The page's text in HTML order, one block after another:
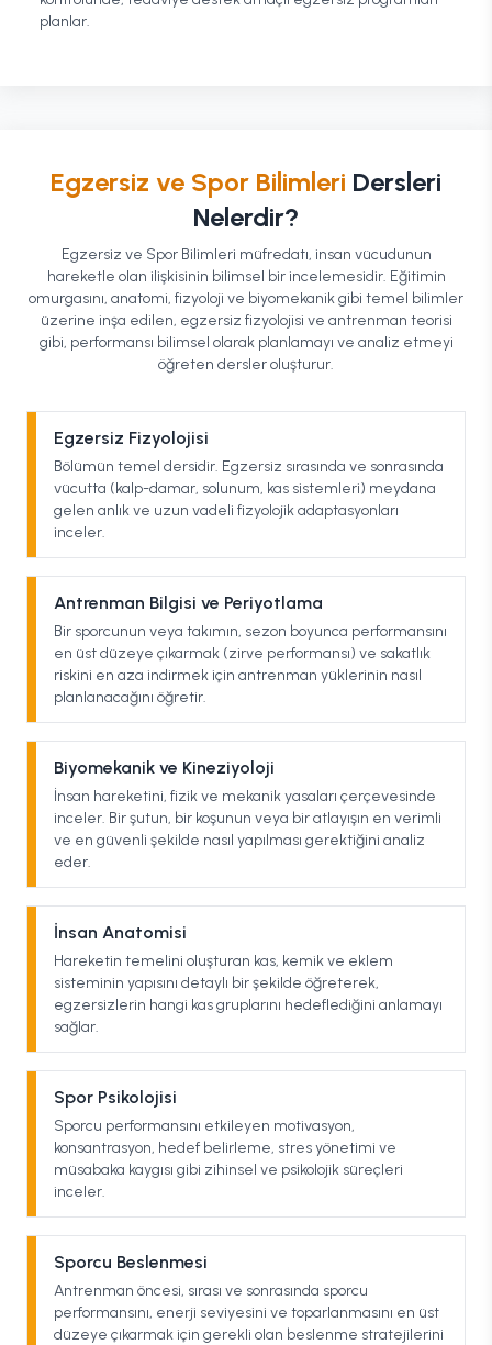
planlar.
Egzersiz ve Spor Bilimleri Dersleri
Nelerdir?
Egzersiz ve Spor Bilimleri müfredatı, insan vücudunun
hareketle olan ilişkisinin bilimsel bir incelemesidir. Eğitimin
omurgasını, anatomi, fizyoloji ve biyomekanik gibi temel bilimler
üzerine inşa edilen, egzersiz fizyolojisi ve antrenman teorisi
gibi, performansı bilimsel olarak planlamayı ve analiz etmeyi
öğreten dersler oluşturur.
Egzersiz Fizyolojisi
Bölümün temel dersidir. Egzersiz sırasında ve sonrasında
vücutta (kalp-damar, solunum, kas sistemleri) meydana
gelen anlık ve uzun vadeli fizyolojik adaptasyonları
inceler.
Antrenman Bilgisi ve Periyotlama
Bir sporcunun veya takımın, sezon boyunca performansını
en üst düzeye çıkarmak (zirve performansı) ve sakatlık
riskini en aza indirmek için antrenman yüklerinin nasıl
planlanacağını öğretir.
Biyomekanik ve Kineziyoloji
İnsan hareketini, fizik ve mekanik yasaları çerçevesinde
inceler. Bir şutun, bir koşunun veya bir atlayışın en verimli
ve en güvenli şekilde nasıl yapılması gerektiğini analiz
eder.
İnsan Anatomisi
Hareketin temelini oluşturan kas, kemik ve eklem
sisteminin yapısını detaylı bir şekilde öğreterek,
egzersizlerin hangi kas gruplarını hedeflediğini anlamayı
sağlar.
Spor Psikolojisi
Sporcu performansını etkileyen motivasyon,
konsantrasyon, hedef belirleme, stres yönetimi ve
müsabaka kaygısı gibi zihinsel ve psikolojik süreçleri
inceler.
Sporcu Beslenmesi
Antrenman öncesi, sırası ve sonrasında sporcu
performansını, enerji seviyesini ve toparlanmasını en üst
düzeye çıkarmak için gerekli olan beslenme stratejilerini